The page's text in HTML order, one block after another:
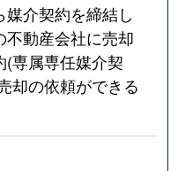
介契約を締結し
不動産会社に売却
(専属専任媒介契
却の依頼ができる